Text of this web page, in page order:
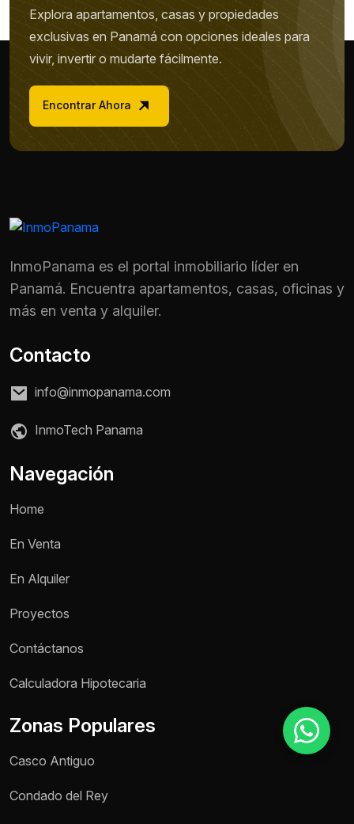
Teléfono / WhatsApp *
Explora apartamentos, casas y propiedades
exclusivas en Panamá con opciones ideales para
vivir, invertir o mudarte fácilmente.
Encontrar Ahora
InmoPanama es el portal inmobiliario líder en
Panamá. Encuentra apartamentos, casas, oficinas y
más en venta y alquiler.
Contacto
info@inmopanama.com
InmoTech Panama
Navegación
Home
En Venta
En Alquiler
Proyectos
Contáctanos
Calculadora Hipotecaria
Zonas Populares
Casco Antiguo
Condado del Rey